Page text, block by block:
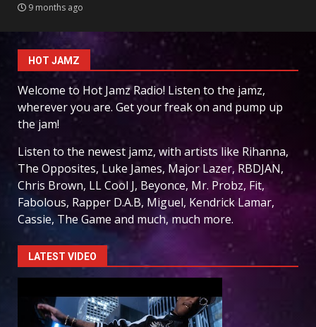
9 months ago
HOT JAMZ
Welcome to Hot Jamz Radio! Listen to the jamz,
wherever you are. Get your freak on and pump up
the jam!
Listen to the newest jamz, with artists like Rihanna,
The Opposites, Luke James, Major Lazer, RBDJAN,
Chris Brown, LL Cool J, Beyonce, Mr. Probz, Fit,
Fabolous, Rapper D.A.B, Miguel, Kendrick Lamar,
Cassie, The Game and much, much more.
LATEST VIDEO